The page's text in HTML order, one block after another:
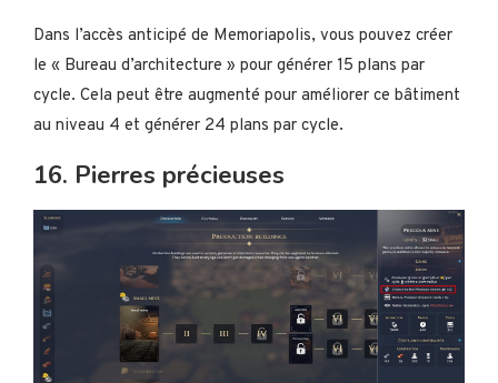
Dans l’accès anticipé de Memoriapolis, vous pouvez créer
le « Bureau d’architecture » pour générer 15 plans par
cycle. Cela peut être augmenté pour améliorer ce bâtiment
au niveau 4 et générer 24 plans par cycle.
16. Pierres précieuses